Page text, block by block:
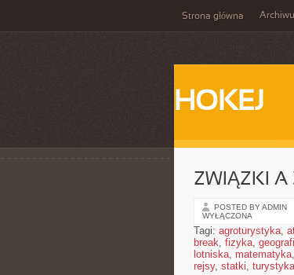
Strona główna
HOKEJ
ZWIĄZKI A
POSTED BY ADMIN
WYŁĄCZONA
Tagi: agroturystyka,
break, fizyka,
lotniska, matematyka,
rejsy, statki, turystyka